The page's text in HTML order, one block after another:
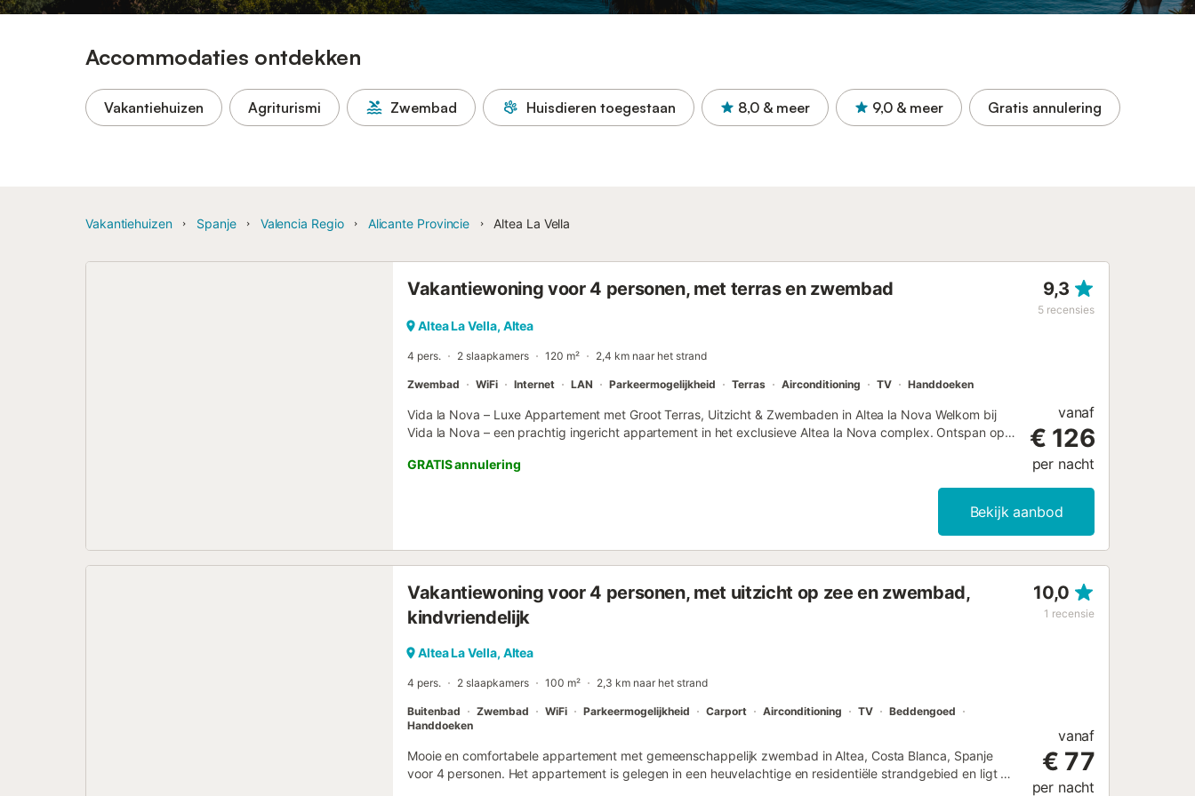
Accommodaties ontdekken
Vakantiehuizen Agriturismi Zwembad Huisdieren toegestaan 8,0 & meer 9,0 & meer Gratis annulering
Vakantiehuizen Spanje Valencia Regio Alicante Provincie Altea La Vella
Vakantiewoning voor 4 personen, met terras en zwembad 9,3
5 recensies
Altea La Vella, Altea
4 pers. 2 slaapkamers 120 m² 2,4 km naar het strand
Zwembad WiFi Internet LAN Parkeermogelijkheid Terras Airconditioning TV Handdoeken
Vida la Nova – Luxe Appartement met Groot Terras, Uitzicht & Zwembaden in Altea la Nova Welkom bij
Vida la Nova – een prachtig ingericht appartement in het exclusieve Altea la Nova complex. Ontspan op
op de bergen en tuinen. Waarom u hier graag zult verblijven: ✅ 2 slaapkamers met airconditioning –
hoofdslaapkamer met en-suite badkamer ✅ Groot terras met loungebank, eethoek en ingebouwde BBQ
Privéparkeerplaats in de garage Toplocatie 📍 Slechts 2 km van het charmante Altea la Vella – winkels,
fietspaden beginnen direct achter het complex 📍 Dagtrips naar Alicante & Valencia – beide binnen 1 uur
rijden Hoogtepunten 🌄 Panoramisch uitzicht op de bergen en tuinen 🏊‍♀️ 2 zwembaden om af te koelen en
te ontspannen 🌬️ Airconditioning in beide slaapkamers 🍽️ Perfecte buitenopstelling voor al fresco dineren
🧘 Rustige woonwijk – feesten niet toegestaan 💡 Huurvoorwaarden ✅ 100 kWh elektriciteit per week
inbegrepen; ext...
GRATIS annulering
vanaf
€ 126
per nacht
Bekijk aanbod
Vakantiewoning voor 4 personen, met uitzicht op zee en zwembad,
kindvriendelijk
10,0
1 recensie
Altea La Vella, Altea
4 pers. 2 slaapkamers 100 m² 2,3 km naar het strand
Buitenbad Zwembad WiFi Parkeermogelijkheid Carport Airconditioning TV
Beddengoed
Handdoeken
Mooie en comfortabele appartement met gemeenschappelijk zwembad in Altea, Costa Blanca, Spanje
voor 4 personen. Het appartement is gelegen in een heuvelachtige en residentiële strandgebied en ligt op
vanaf
€ 77
per nacht